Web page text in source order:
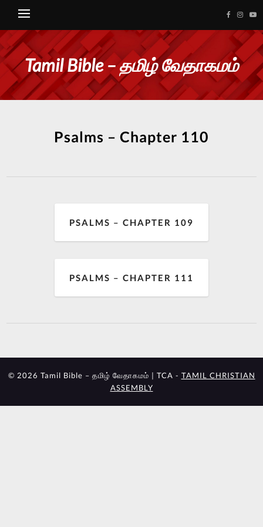
Tamil Bible – தமிழ் வேதாகமம்
Psalms – Chapter 110
PSALMS – CHAPTER 109
PSALMS – CHAPTER 111
© 2026 Tamil Bible – தமிழ் வேதாகமம் | TCA - TAMIL CHRISTIAN
ASSEMBLY